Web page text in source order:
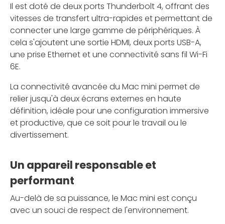
Il est doté de deux ports Thunderbolt 4, offrant des
vitesses de transfert ultra-rapides et permettant de
connecter une large gamme de périphériques. À
cela s'ajoutent une sortie HDMI, deux ports USB-A,
une prise Ethernet et une connectivité sans fil Wi-Fi
6E.
La connectivité avancée du Mac mini permet de
relier jusqu'à deux écrans externes en haute
définition, idéale pour une configuration immersive
et productive, que ce soit pour le travail ou le
divertissement.
Un appareil responsable et
performant
Au-delà de sa puissance, le Mac mini est conçu
avec un souci de respect de l'environnement.